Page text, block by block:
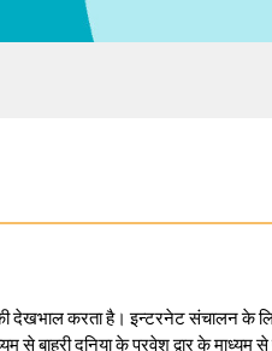
देखभाल करता है। इन्टरनेट संचालन के
बाहरी दुनिया के प्रवेश द्वार के माध्यम